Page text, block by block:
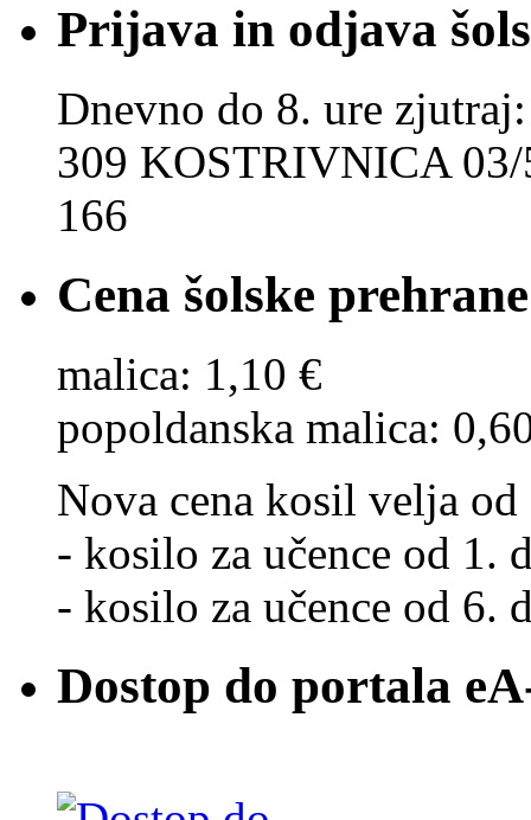
Prijava in odjava
Dnevno do 8. ure
309 KOSTRIVNICA
166
Cena šolske prehrane
malica: 1,10 €
popoldanska malica:
Nova cena kosil velja
- kosilo za učence od 1.
- kosilo za učence od 6.
Dostop do portala